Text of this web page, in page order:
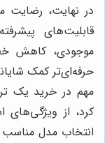
در نهایت، رضایت
قابلیت‌های
موجودی، کاهش
حرفه‌ای‌تر کمک
مهم در خرید یک
کرد، از
انتخاب مدل